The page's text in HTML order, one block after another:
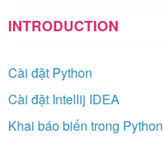
INTRODUCTION
Cài đặt Python
Cài đặt Intellij IDEA
Khai báo biến trong Python